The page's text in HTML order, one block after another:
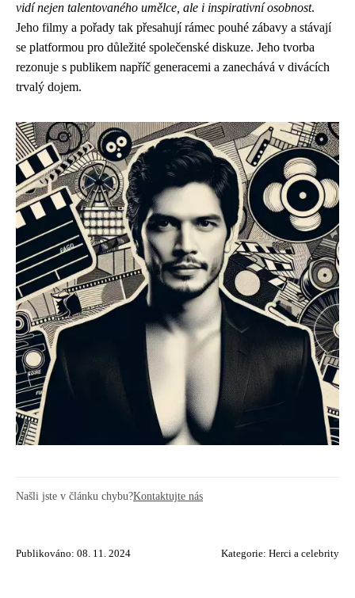
vidí nejen talentovaného umělce, ale i inspirativní osobnost.
Jeho filmy a pořady tak přesahují rámec pouhé zábavy a stávají
se platformou pro důležité společenské diskuze. Jeho tvorba
rezonuje s publikem napříč generacemi a zanechává v divácích
trvalý dojem.
Našli jste v článku chybu?Kontaktujte nás
Publikováno: 08. 11. 2024 Kategorie: Herci a celebrity